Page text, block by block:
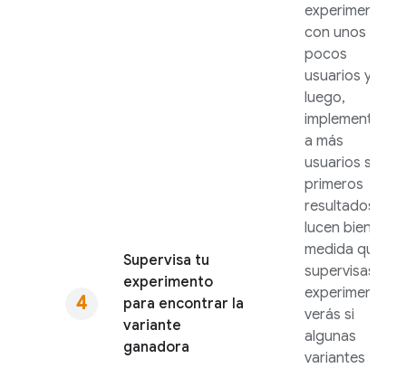
Supervisa tu
experimento
para encontrar la
variante
ganadora
experimento
con unos
pocos
usuarios y,
luego,
implementarlo
a más
usuarios si los
primeros
resultados
lucen bien. A
medida que
supervisas el
experimento,
verás si
algunas
variantes